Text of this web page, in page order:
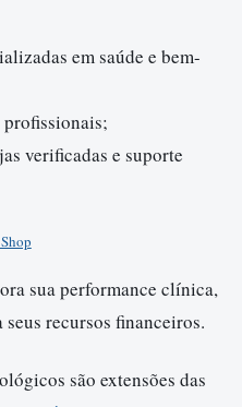
em saúde e bem-
verificadas e suporte
sua performance clínica,
recursos financeiros.
são extensões das